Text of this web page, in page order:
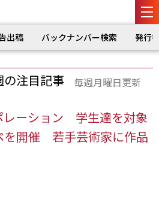
出稿 バックナンバー検索 発行
の注目記事 毎週月曜日更新
レーション 学生達を対象
を開催 若手芸術家に作品